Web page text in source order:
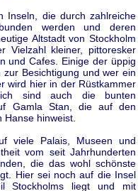
Inseln, die durch zahlreiche
werden und deren
Altstadt von Stockholm
Vielzahl kleiner, pittoresker
und Cafes. Einige der üppig
Besichtigung und wer ein
wird hier in der Rüstkammer
sind auch die bunten
Gamla Stan, die auf den
Hanse hinweist.
viele Palais, Museen und
vom seit Jahrhunderten
die das wohl schönste
Hier sei noch auf die Insel
Stockholms liegt und mit